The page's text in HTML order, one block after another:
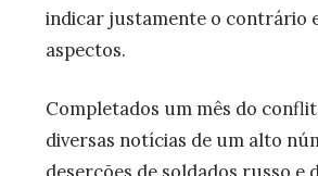
indicar justamente o contrário
aspectos.
Completados um mês do
diversas notícias de um alto